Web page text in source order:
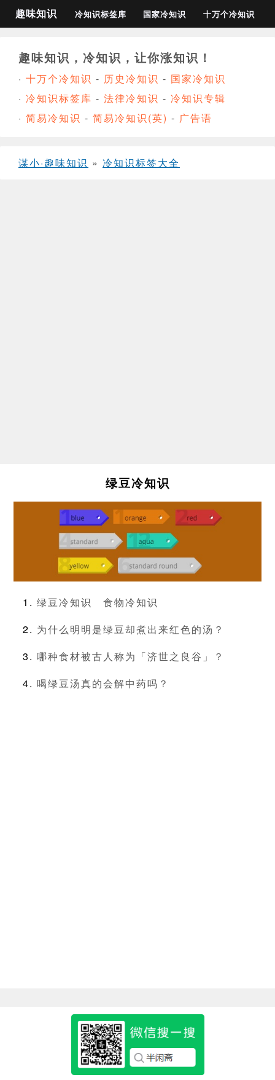
趣味知识 冷知识标签库 国家冷知识 十万个冷知识
趣味知识，冷知识，让你涨知识！
· 十万个冷知识 - 历史冷知识 - 国家冷知识
· 冷知识标签库 - 法律冷知识 - 冷知识专辑
· 简易冷知识 - 简易冷知识(英) - 广告语
谋小·趣味知识 » 冷知识标签大全
绿豆冷知识
绿豆冷知识
食物冷知识
为什么明明是绿豆却煮出来红色的汤？
哪种食材被古人称为「济世之良谷」？
喝绿豆汤真的会解中药吗？